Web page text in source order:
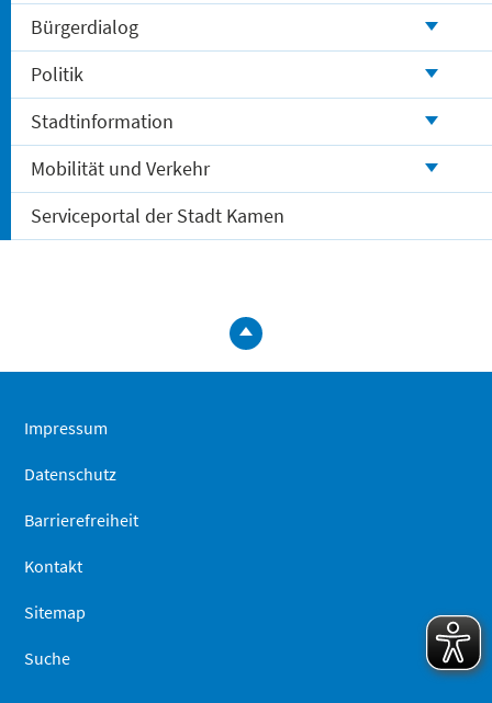
Bürgerdialog
Politik
Stadtinformation
Mobilität und Verkehr
Serviceportal der Stadt Kamen
zum
Impressum
Datenschutz
Barrierefreiheit
Kontakt
Sitemap
Suche